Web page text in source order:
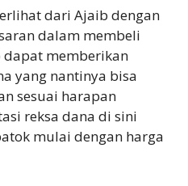
dari Ajaib dengan
dalam membeli
dapat memberikan
yang nantinya bisa
sesuai harapan
reksa dana di sini
mulai dengan harga